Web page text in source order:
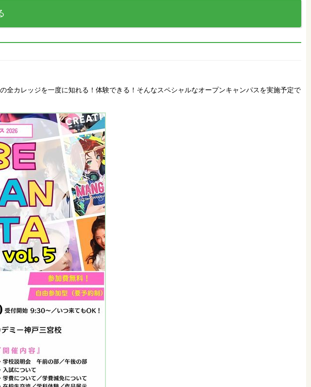
カレッジを一度に知れる！体験できる！そんなスペシャルなオープンキャンパスを実施予定で